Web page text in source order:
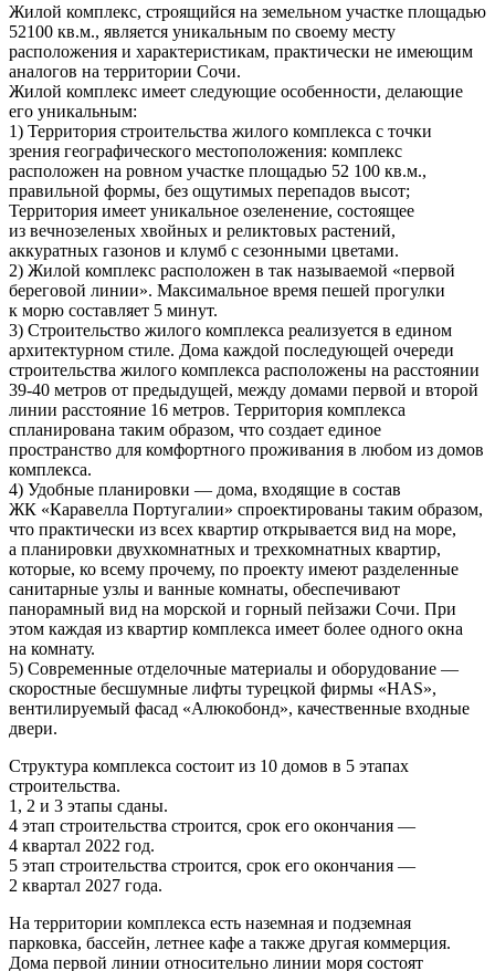
Жилой комплекс, строящийся на земельном участке площадью
52100 кв.м., является уникальным по своему месту
расположения и характеристикам, практически не имеющим
аналогов на территории Сочи.
Жилой комплекс имеет следующие особенности, делающие
его уникальным:
1) Территория строительства жилого комплекса с точки
зрения географического местоположения: комплекс
расположен на ровном участке площадью 52 100 кв.м.,
правильной формы, без ощутимых перепадов высот;
Территория имеет уникальное озеленение, состоящее
из вечнозеленых хвойных и реликтовых растений,
аккуратных газонов и клумб с сезонными цветами.
2) Жилой комплекс расположен в так называемой «первой
береговой линии». Максимальное время пешей прогулки
к морю составляет 5 минут.
3) Строительство жилого комплекса реализуется в едином
архитектурном стиле. Дома каждой последующей очереди
строительства жилого комплекса расположены на расстоянии
39-40 метров от предыдущей, между домами первой и второй
линии расстояние 16 метров. Территория комплекса
спланирована таким образом, что создает единое
пространство для комфортного проживания в любом из домов
комплекса.
4) Удобные планировки — дома, входящие в состав
ЖК «Каравелла Португалии» спроектированы таким образом,
что практически из всех квартир открывается вид на море,
а планировки двухкомнатных и трехкомнатных квартир,
которые, ко всему прочему, по проекту имеют разделенные
санитарные узлы и ванные комнаты, обеспечивают
панорамный вид на морской и горный пейзажи Сочи. При
этом каждая из квартир комплекса имеет более одного окна
на комнату.
5) Современные отделочные материалы и оборудование —
скоростные бесшумные лифты турецкой фирмы «HAS»,
вентилируемый фасад «Алюкобонд», качественные входные
двери.
Структура комплекса состоит из 10 домов в 5 этапах
строительства.
1, 2 и 3 этапы сданы.
4 этап строительства строится, срок его окончания —
4 квартал 2022 год.
5 этап строительства строится, срок его окончания —
2 квартал 2027 года.
На территории комплекса есть наземная и подземная
парковка, бассейн, летнее кафе а также другая коммерция.
Дома первой линии относительно линии моря состоят